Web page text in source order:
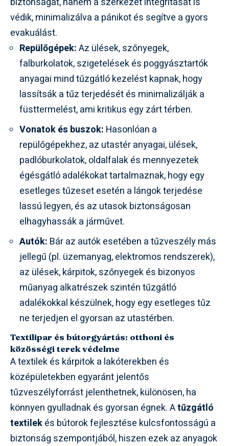
védik, minimalizálva a pánikot és segítve a gyors
evakuálást.
Repülőgépek:Az ülések, szőnyegek,
falburkolatok, szigetelések és poggyásztartók
anyagai mind tűzgátló kezelést kapnak, hogy
lassítsák a tűz terjedését és minimalizálják a
füsttermelést, ami kritikus egy zárt térben.
Vonatok és buszok: Hasonlóan a
repülőgépekhez, az utastér anyagai, ülések,
padlóburkolatok, oldalfalak és mennyezetek
égésgátló adalékokat tartalmaznak, hogy egy
esetleges tűzeset esetén a lángok terjedése
lassú legyen, és az utasok biztonságosan
elhagyhassák a járművet.
Autók: Bár az autók esetében a tűzveszély más
jellegű (pl. üzemanyag, elektromos rendszerek),
az ülések, kárpitok, szőnyegek és bizonyos
műanyag alkatrészek szintén tűzgátló
adalékokkal készülnek, hogy egy esetleges tűz
ne terjedjen el gyorsan az utastérben.
Textilipar és bútorgyártás: otthoni és
közösségi terek védelme
A textilek és kárpitok a lakóterekben és
középületekben egyaránt jelentős
tűzveszélyforrást jelenthetnek, különösen, ha
könnyen gyulladnak és gyorsan égnek. Atűzgátló
textilekés bútorok fejlesztése kulcsfontosságú a
biztonság szempontjából, hiszen ezek az anyagok